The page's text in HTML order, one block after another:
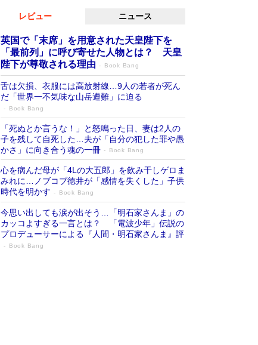
レビュー ニュース
英国で「末席」を用意された天皇陛下を
「最前列」に呼び寄せた人物とは？ 天皇
陛下が尊敬される理由
Book Bang
舌は欠損、衣服には高放射線…9人の若者が死ん
だ「世界一不気味な山岳遭難」に迫る
Book Bang
「死ぬとか言うな！」と怒鳴った日、妻は2人の
子を残して自死した…夫が「自分の犯した罪や愚
かさ」に向き合う魂の一冊
Book Bang
心を病んだ母が「4Lの大五郎」を飲み干しゲロま
みれに…ノブコブ徳井が「感情を失くした」子供
時代を明かす
Book Bang
今思い出しても涙が出そう…「明石家さんま」の
カッコよすぎる一言とは？ 「電波少年」伝説の
プロデューサーによる『人間・明石家さんま』評
Book Bang